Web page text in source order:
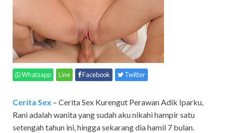
Whatsapp Line Facebook Twitter
Cerita Sex – Cerita Sex Kurengut Perawan Adik Iparku,
Rani adalah wanita yang sudah aku nikahi hampir satu
setengah tahun ini, hingga sekarang dia hamil 7 bulan.